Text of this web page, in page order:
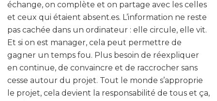
échange, on complète et on partage avec les celles
et ceux qui étaient absent.es. L’information ne reste
pas cachée dans un ordinateur : elle circule, elle vit.
Et si on est manager, cela peut permettre de
gagner un temps fou. Plus besoin de réexpliquer
en continue, de convaincre et de raccrocher sans
cesse autour du projet. Tout le monde s’approprie
le projet, cela devient la responsabilité de tous et ça,